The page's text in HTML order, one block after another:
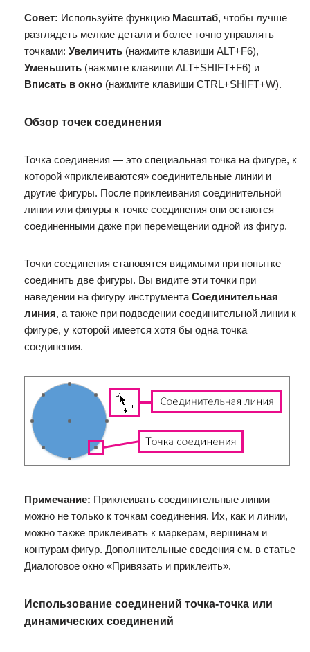
Совет: Используйте функцию Масштаб, чтобы лучше
разглядеть мелкие детали и более точно управлять
точками: Увеличить (нажмите клавиши ALT+F6),
Уменьшить (нажмите клавиши ALT+SHIFT+F6) и
Вписать в окно (нажмите клавиши CTRL+SHIFT+W).
Обзор точек соединения
Точка соединения — это специальная точка на фигуре, к
которой «приклеиваются» соединительные линии и
другие фигуры. После приклеивания соединительной
линии или фигуры к точке соединения они остаются
соединенными даже при перемещении одной из фигур.
Точки соединения становятся видимыми при попытке
соединить две фигуры. Вы видите эти точки при
наведении на фигуру инструментаСоединительная
линия, а также при подведении соединительной линии к
фигуре, у которой имеется хотя бы одна точка
соединения.
Примечание: Приклеивать соединительные линии
можно не только к точкам соединения. Их, как и линии,
можно также приклеивать к маркерам, вершинам и
контурам фигур. Дополнительные сведения см. в статье
Диалоговое окно «Привязать и приклеить».
Использование соединений точка-точка или
динамических соединений